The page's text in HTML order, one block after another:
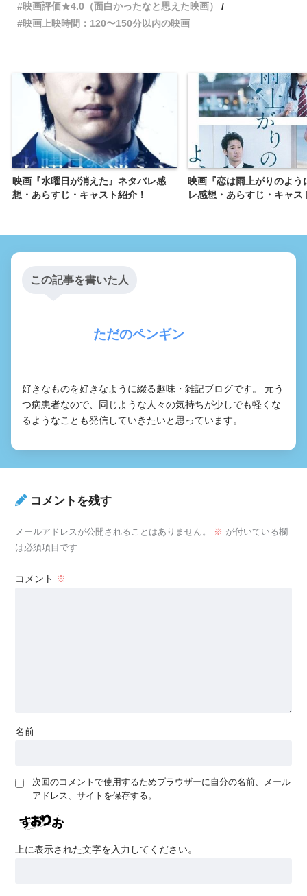
映画評価★4.0（面白かったなと思えた映画）
映画上映時間：120〜150分以内の映画
映画『水曜日が消えた』ネタバレ感
想・あらすじ・キャスト紹介！
映画『恋は雨上がりのよう
レ感想・あらすじ・キャス
この記事を書いた人
ただのペンギン
好きなものを好きなように綴る趣味・雑記ブログです。 元う
つ病患者なので、同じような人々の気持ちが少しでも軽くな
るようなことも発信していきたいと思っています。
コメントを残す
メールアドレスが公開されることはありません。 ※ が付いている欄
は必須項目です
コメント ※
名前
次回のコメントで使用するためブラウザーに自分の名前、メール
アドレス、サイトを保存する。
上に表示された文字を入力してください。